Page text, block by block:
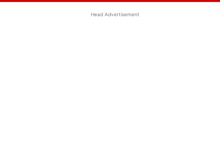
Head Advertisement